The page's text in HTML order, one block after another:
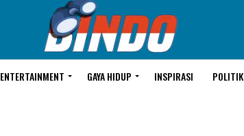
ENTERTAINMENT GAYA HIDUP INSPIRASI POLITIK